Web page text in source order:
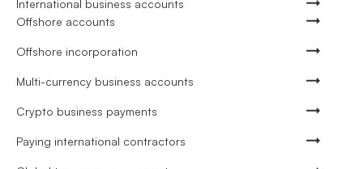
International business accounts
Offshore accounts
Offshore incorporation
Multi-currency business accounts
Crypto business payments
Paying international contractors